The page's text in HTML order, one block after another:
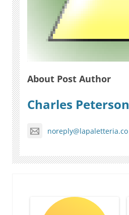
About Post Author
Charles Peterson
noreply@lapaletteria.co